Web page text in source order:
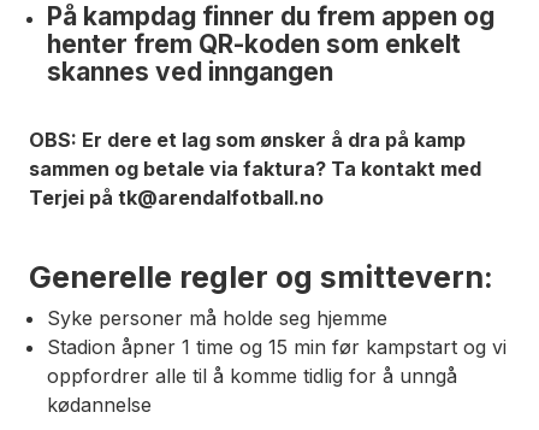
På kampdag finner du frem appen og
henter frem QR-koden som enkelt
skannes ved inngangen
OBS: Er dere et lag som ønsker å dra på kamp
sammen og betale via faktura? Ta kontakt med
Terjei på tk@arendalfotball.no
Generelle regler og smittevern:
Syke personer må holde seg hjemme
Stadion åpner 1 time og 15 min før kampstart og vi
oppfordrer alle til å komme tidlig for å unngå
kødannelse